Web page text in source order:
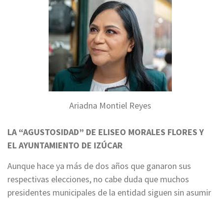
Ariadna Montiel Reyes
LA “AGUSTOSIDAD” DE ELISEO MORALES FLORES Y
EL AYUNTAMIENTO DE IZÚCAR
Aunque hace ya más de dos años que ganaron sus
respectivas elecciones, no cabe duda que muchos
presidentes municipales de la entidad siguen sin asumir